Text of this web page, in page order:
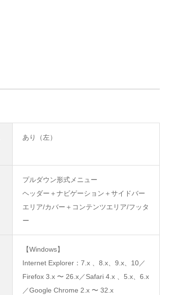
あり（左）
プルダウン形式メニュー
ヘッダー＋ナビゲーション＋サイドバー
エリア/カバー＋コンテンツエリア/フッタ
ー
【Windows】
Internet Explorer：7.x 、8.x、9.x、10／
Firefox 3.x 〜 26.x／Safari 4.x 、5.x、6.x
／Google Chrome 2.x 〜 32.x